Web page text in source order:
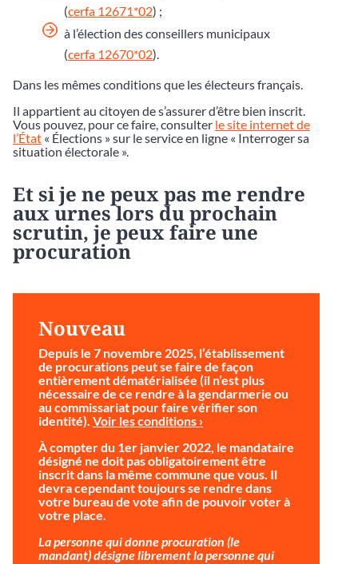
(cerfa 12671*02) ;
à l’élection des conseillers municipaux
(cerfa 12670*02).
Dans les mêmes conditions que les électeurs français.
Il appartient au citoyen de s’assurer d’être bien inscrit.
Vous pouvez, pour ce faire, consulter le site internet de
l’État « Élections » sur le service en ligne « Interroger sa
situation électorale ».
Et si je ne peux pas me rendre
aux urnes lors du prochain
scrutin, je peux faire une
procuration
Nouveau
Depuis le 7 novembre 2025, l’établissement
de procurations peut se faire de façon
entièrement dématérialisée (il n’est plus
nécessaire de ce rendre à la gendarmerie ou
au commissariat pour faire vérifier son
identité). Voir les conditions ›
À compter du 1er janvier 2022, le mandataire
désigné ne doit pas obligatoirement être
inscrit dans la même commune que vous. Il
devra cependant toujours se rendre dans
votre bureau de vote afin de pouvoir voter à
votre place.
La personne qui donne procuration (le
mandant) désigne librement la personne qui